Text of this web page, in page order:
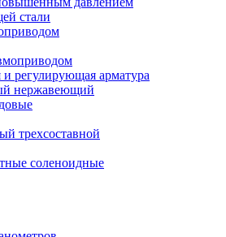
стали
регулирующая арматура
нержавеющий
трехсоставной
соленоидные